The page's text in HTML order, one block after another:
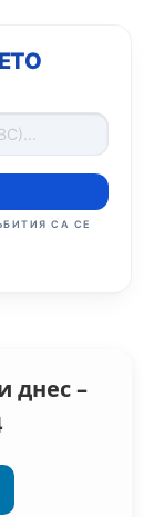
СА СЕ
днес –